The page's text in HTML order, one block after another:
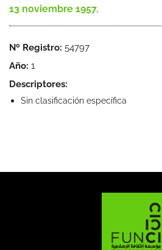
13 noviembre 1957.
Nº Registro: 54797
Año: 1
Descriptores:
Sin clasificación específica